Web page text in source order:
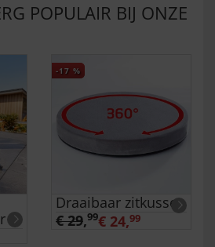
POPULAIR BIJ ONZE
-17 %
Draaibaar zitkussen
€ 29,99€ 24,99